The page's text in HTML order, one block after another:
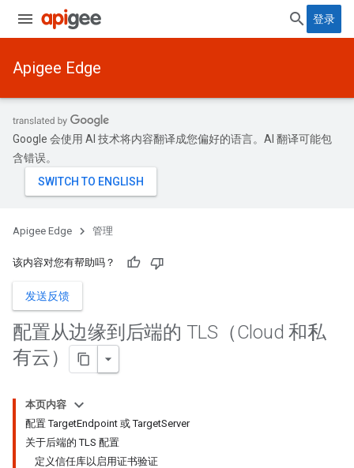
登录
Apigee Edge
Google 会使用 AI 技术将内容翻译成您偏好的语言。AI 翻译可能包
含错误。
Apigee Edge 管理
该内容对您有帮助吗？
发送反馈
配置从边缘到后端的 TLS（Cloud 和私
有云）
本页内容
配置 TargetEndpoint 或 TargetServer
关于后端的 TLS 配置
定义信任库以启用证书验证